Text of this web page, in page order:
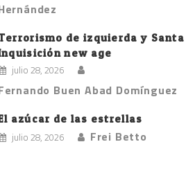
de izquierda y Santa
new age
julio 28, 2026
Buen Abad Domínguez
azúcar de las estrellas
julio 28, 2026 Frei Betto